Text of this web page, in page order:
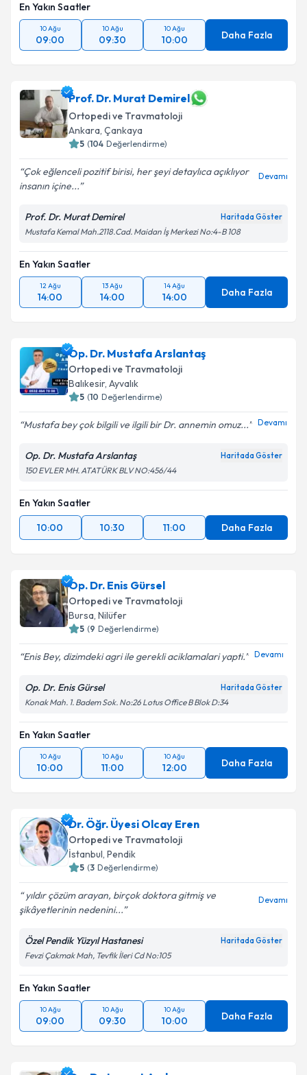
En Yakın Saatler
10 Ağu
09:00
10 Ağu
09:30
10 Ağu
10:00 Daha Fazla
Prof. Dr. Murat Demirel
Ortopedi ve Travmatoloji
Ankara, Çankaya
5 (104 Değerlendirme)
Çok eğlenceli pozitif birisi, her şeyi detaylıca açıklıyor
insanın içine...
Devamı
Prof. Dr. Murat Demirel Haritada Göster
Mustafa Kemal Mah.2118.Cad. Maidan İş Merkezi No:4-B 108
En Yakın Saatler
12 Ağu
14:00
13 Ağu
14:00
14 Ağu
14:00 Daha Fazla
Op. Dr. Mustafa Arslantaş
Ortopedi ve Travmatoloji
Balıkesir, Ayvalık
5 (10 Değerlendirme)
Mustafa bey çok bilgili ve ilgili bir Dr. annemin omuz... Devamı
Op. Dr. Mustafa Arslantaş Haritada Göster
150 EVLER MH. ATATÜRK BLV NO:456/44
En Yakın Saatler
10:00
10:30 11:00 Daha Fazla
Op. Dr. Enis Gürsel
Ortopedi ve Travmatoloji
Bursa, Nilüfer
5 (9 Değerlendirme)
Enis Bey, dizimdeki agri ile gerekli aciklamalari yapti. Devamı
Op. Dr. Enis Gürsel Haritada Göster
Konak Mah. 1. Badem Sok. No:26 Lotus Office B Blok D:34
En Yakın Saatler
10 Ağu
10:00
10 Ağu
11:00
10 Ağu
12:00 Daha Fazla
Dr. Öğr. Üyesi Olcay Eren
Ortopedi ve Travmatoloji
İstanbul, Pendik
5 (3 Değerlendirme)
yıldır çözüm arayan, birçok doktora gitmiş ve
şikâyetlerinin nedenini...
Devamı
Özel Pendik Yüzyıl Hastanesi Haritada Göster
Fevzi Çakmak Mah, Tevfik İleri Cd No:105
En Yakın Saatler
10 Ağu
09:00
10 Ağu
09:30
10 Ağu
10:00 Daha Fazla